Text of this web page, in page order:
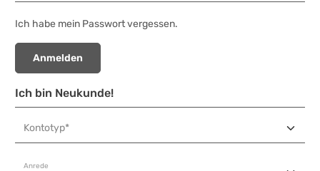
Ich habe mein Passwort vergessen.
Anmelden
Ich bin Neukunde!
Kontotyp*
Anrede